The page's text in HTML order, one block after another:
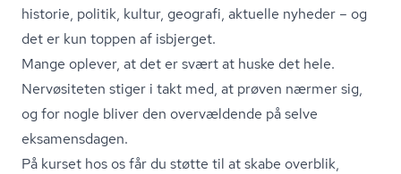
historie, politik, kultur, geografi, aktuelle nyheder – og
det er kun toppen af isbjerget.
Mange oplever, at det er svært at huske det hele.
Nervøsiteten stiger i takt med, at prøven nærmer sig,
og for nogle bliver den overvældende på selve
eksamensdagen.
På kurset hos os får du støtte til at skabe overblik,